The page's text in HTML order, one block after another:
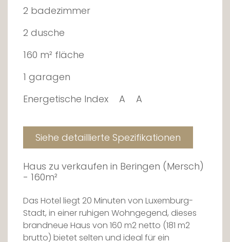
2 badezimmer
2 dusche
160 m² fläche
1 garagen
Energetische Index
A A
Siehe detaillierte Spezifikationen
Haus zu verkaufen in Beringen (Mersch)
- 160m²
Das Hotel liegt 20 Minuten von Luxemburg-
Stadt, in einer ruhigen Wohngegend, dieses
brandneue Haus von 160 m2 netto (181 m2
brutto) bietet selten und ideal für ein